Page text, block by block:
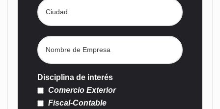
Disciplina de interés
Comercio Exterior
Fiscal-Contable